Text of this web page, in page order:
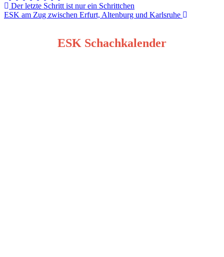
Beitragsnavigation
Der letzte Schritt ist nur ein Schrittchen
ESK am Zug zwischen Erfurt, Altenburg und Karlsruhe
ESK Schachkalender